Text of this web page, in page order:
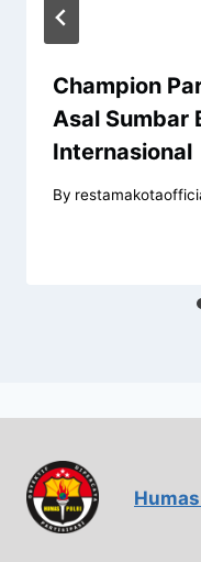
Champion
Asal Sumbar
Internasional
By